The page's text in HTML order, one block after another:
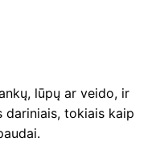
lūpų ar veido, ir
dariniais, tokiais kaip